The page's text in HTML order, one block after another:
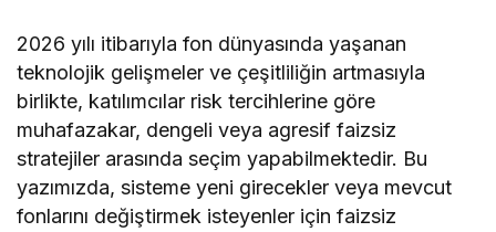
2026 yılı itibarıyla fon dünyasında yaşanan
teknolojik gelişmeler ve çeşitliliğin artmasıyla
birlikte, katılımcılar risk tercihlerine göre
muhafazakar, dengeli veya agresif faizsiz
stratejiler arasında seçim yapabilmektedir. Bu
yazımızda, sisteme yeni girecekler veya mevcut
fonlarını değiştirmek isteyenler için faizsiz